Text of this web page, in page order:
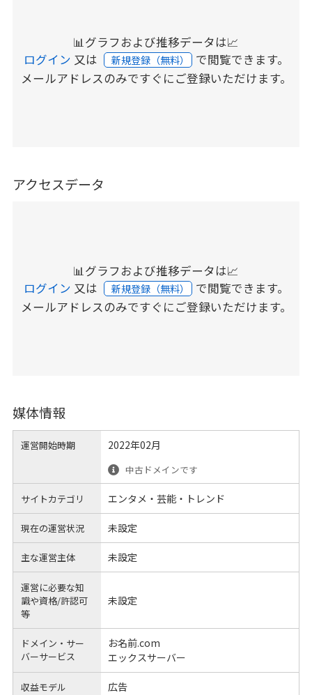
📊グラフおよび推移データは📈
ログイン 又は 新規登録（無料） で閲覧できます。
メールアドレスのみですぐにご登録いただけます。
アクセスデータ
📊グラフおよび推移データは📈
ログイン 又は 新規登録（無料） で閲覧できます。
メールアドレスのみですぐにご登録いただけます。
媒体情報
運営開始時期 2022年02月
中古ドメインです
サイトカテゴリ エンタメ・芸能・トレンド
現在の運営状況 未設定
主な運営主体 未設定
運営に必要な知
識や資格/許認可
等
未設定
ドメイン・サー
バーサービス
お名前.com
エックスサーバー
収益モデル 広告